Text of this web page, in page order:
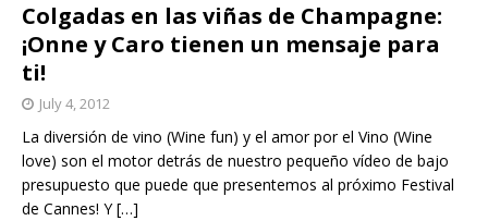
Colgadas en las viñas de Champagne:
¡Onne y Caro tienen un mensaje para
ti!
July 4, 2012
La diversión de vino (Wine fun) y el amor por el Vino (Wine
love) son el motor detrás de nuestro pequeño vídeo de bajo
presupuesto que puede que presentemos al próximo Festival
de Cannes! Y[…]